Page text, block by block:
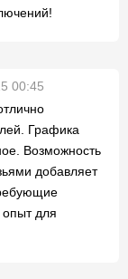
00:45
Графика
Возможность
добавляет
для